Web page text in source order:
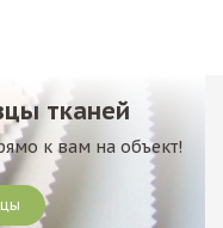
тканей
к вам на объект!